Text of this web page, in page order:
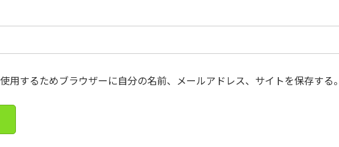
用するためブラウザーに自分の名前、メールアドレス、サイトを保存する。